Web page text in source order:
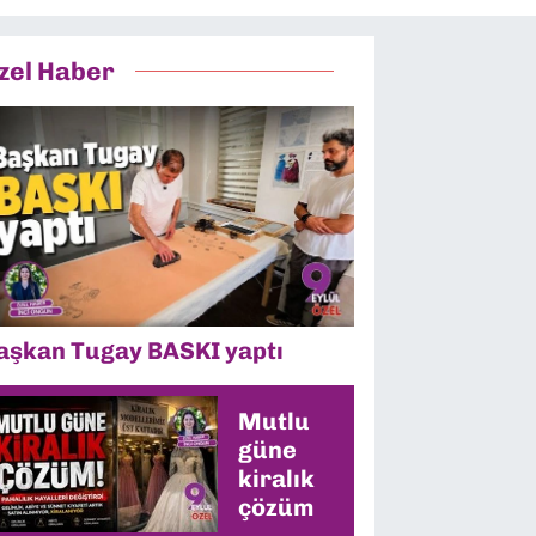
Haber
Tugay BASKI yaptı
Mutlu
güne
kiralık
çözüm